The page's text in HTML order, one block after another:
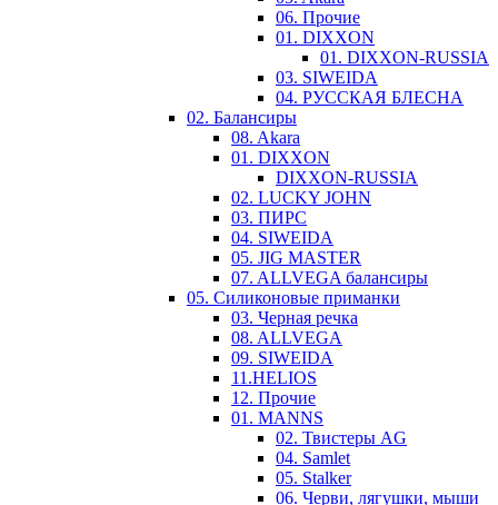
06. Прочие
01. DIXXON
01. DIXXON-RUSSIA
03. SIWEIDA
04. РУССКАЯ БЛЕСНА
02. Балансиры
08. Akara
01. DIXXON
DIXXON-RUSSIA
02. LUCKY JOHN
03. ПИРС
04. SIWEIDA
05. JIG MASTER
07. ALLVEGA балансиры
05. Силиконовые приманки
03. Черная речка
08. ALLVEGA
09. SIWEIDA
11.HELIOS
12. Прочие
01. MANNS
02. Твистеры AG
04. Samlet
05. Stalker
06. Черви, лягушки, мыши